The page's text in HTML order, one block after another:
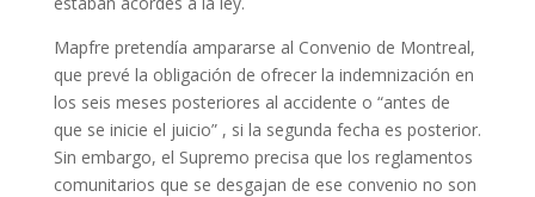
Mapfre pretendía ampararse al Convenio de Montreal,
que prevé la obligación de ofrecer la indemnización en
los seis meses posteriores al accidente o “antes de
que se inicie el juicio” , si la segunda fecha es posterior.
Sin embargo, el Supremo precisa que los reglamentos
comunitarios que se desgajan de ese convenio no son